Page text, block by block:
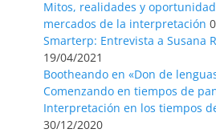
Mitos, realidades y
mercados de la interpretación
Smarterp: Entrevista a Susana
19/04/2021
Bootheando en «Don de
Comenzando en tiempos de
Interpretación en los tiempos
30/12/2020